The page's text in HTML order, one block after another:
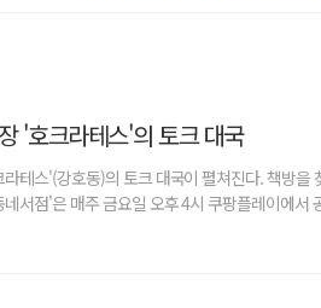
'호크라테스'의 토크 대국
테스'(강호동)의 토크 대국이 펼쳐진다. 책방을
서점'은 매주 금요일 오후 4시 쿠팡플레이에서